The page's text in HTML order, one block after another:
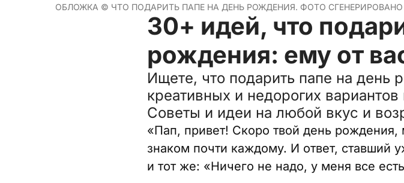
ОБЛОЖКА © ЧТО ПОДАРИТЬ ПАПЕ НА ДЕНЬ РОЖДЕНИЯ. ФОТО СГЕНЕРИРОВАНО
30+ идей, что
рождения: ему от
Ищете, что подарить папе на
креативных и недорогих
Советы и идеи на любой вкус и
«Пап, привет! Скоро твой день рождения,
знаком почти каждому. И ответ, ставший
и тот же: «Ничего не надо, у меня все